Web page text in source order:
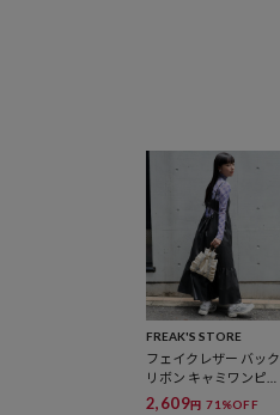
FREAK'S STORE
フェイクレザー バック
リボン キャミワンピー
ス
2,609円 71%OFF